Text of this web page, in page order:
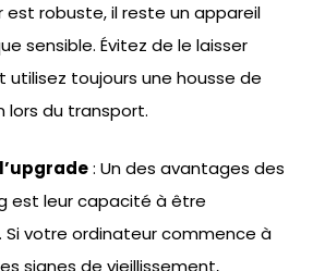
est robuste, il reste un appareil
sensible. Évitez de le laisser
utilisez toujours une housse de
lors du transport.
: Un des avantages des
est leur capacité à être
Si votre ordinateur commence à
signes de vieillissement,